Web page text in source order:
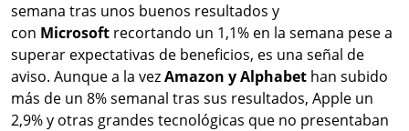
semana tras unos buenos resultados y
con Microsoft recortando un 1,1% en la semana pese a
superar expectativas de beneficios, es una señal de
aviso. Aunque a la vezAmazon y Alphabet han subido
más de un 8% semanal tras sus resultados, Apple un
2,9% y otras grandes tecnológicas que no presentaban